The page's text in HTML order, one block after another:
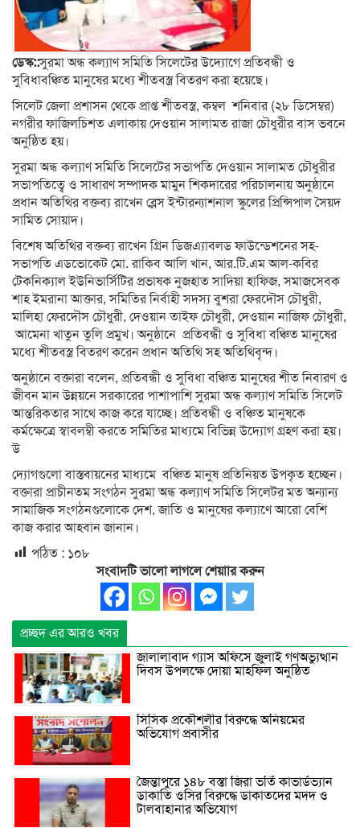
ডেস্ক::সুরমা অন্ধ কল্যাণ সমিতি সিলেটের উদ্যোগে প্রতিবন্ধী ও
সুবিধাবঞ্চিত মানুষের মধ্যে শীতবস্ত্র বিতরণ করা হয়েছে।
সিলেট জেলা প্রশাসন থেকে প্রাপ্ত শীতবস্ত্র, কম্বল শনিবার (২৮ ডিসেম্বর)
নগরীর ফাজিলচিশত এলাকায় দেওয়ান সালামত রাজা চৌধুরীর বাস ভবনে
অনুষ্ঠিত হয়।
সুরমা অন্ধ কল্যাণ সমিতি সিলেটের সভাপতি দেওয়ান সালামত চৌধুরীর
সভাপতিত্বে ও সাধারণ সম্পাদক মামুন শিকদারের পরিচালনায় অনুষ্ঠানে
প্রধান অতিথির বক্তব্য রাখেন ব্লেস ইন্টারন্যাশনাল স্কুলের প্রিন্সিপাল সৈয়দ
সামিত সোয়াদ।
বিশেষ অতিথির বক্তব্য রাখেন গ্রিন ডিজএ্যাবলড ফাউন্ডেশনের সহ-
সভাপতি এডভোকেট মো. রাকিব আলি খান, আর.টি.এম আল-কবির
টেকনিক্যাল ইউনিভার্সিটির প্রভাষক নুজহাত সাদিয়া হাফিজ, সমাজসেবক
শাহ ইমরানা আক্তার, সমিতির নির্বাহী সদস্য বুশরা ফেরদৌস চৌধুরী,
মালিহা ফেরদৌস চৌধুরী, দেওয়ান তাইফ চৌধুরী, দেওয়ান নাজিফ চৌধুরী,
আমেনা খাতুন তুলি প্রমুখ। অনুষ্ঠানে প্রতিবন্ধী ও সুবিধা বঞ্চিত মানুষের
মধ্যে শীতবস্ত্র বিতরণ করেন প্রধান অতিথি সহ অতিথিবৃন্দ।
অনুষ্ঠানে বক্তারা বলেন, প্রতিবন্ধী ও সুবিধা বঞ্চিত মানুষের শীত নিবারণ ও
জীবন মান উন্নয়নে সরকারের পাশাপাশি সুরমা অন্ধ কল্যাণ সমিতি সিলেট
আন্তরিকতার সাথে কাজ করে যাচ্ছে। প্রতিবন্ধী ও বঞ্চিত মানুষকে
কর্মক্ষেত্রে স্বাবলম্বী করতে সমিতির মাধ্যমে বিভিন্ন উদ্যোগ গ্রহণ করা হয়।
উ
দ্যোগগুলো বাস্তবায়নের মাধ্যমে বঞ্চিত মানুষ প্রতিনিয়ত উপকৃত হচ্ছেন।
বক্তারা প্রাচীনতম সংগঠন সুরমা অন্ধ কল্যাণ সমিতি সিলেটর মত অন্যান্য
সামাজিক সংগঠনগুলোকে দেশ, জাতি ও মানুষের কল্যাণে আরো বেশি
কাজ করার আহবান জানান।
পঠিত : ১০৮
সংবাদটি ভালো লাগলে শেয়াার করুন
প্রচ্ছদ এর আরও খবর
জালালাবাদ গ্যাস অফিসে জুলাই গণঅভ্যুত্থান
দিবস উপলক্ষে দোয়া মাহফিল অনুষ্ঠিত
সিসিক প্রকৌশলীর বিরুদ্ধে অনিয়মের
অভিযোগ প্রবাসীর
জৈন্তাপুরে ১৪৮ বস্তা জিরা ভর্তি কাভার্ডভ্যান
ডাকাতি ওসির বিরুদ্ধে ডাকাতদের মদদ ও
টালবাহানার অভিযোগ